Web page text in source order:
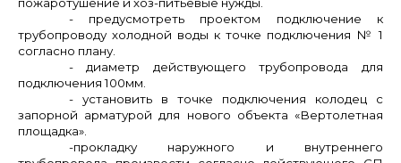
пожаротушение и хоз-питьевые нужды.
- предусмотреть проектом подключение к
трубопроводу холодной воды к точке подключения № 1
согласно плану.
- диаметр действующего трубопровода для
подключения 100мм.
- установить в точке подключения колодец с
запорной арматурой для нового объекта «Вертолетная
площадка».
-прокладку наружного и внутреннего